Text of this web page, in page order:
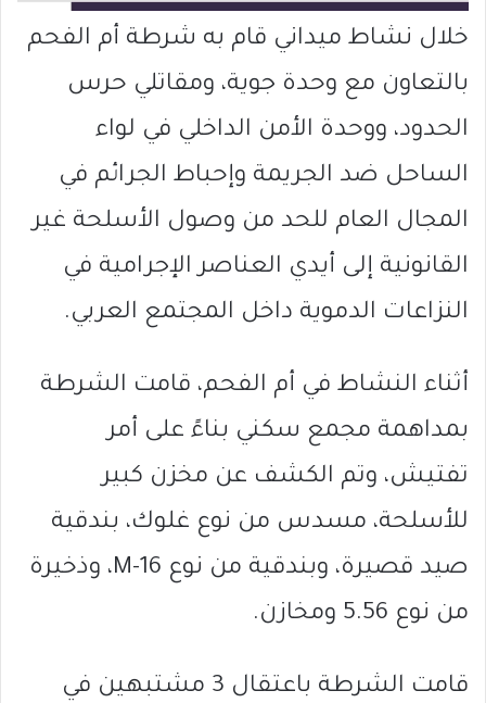
خلال نشاط ميداني قام به شرطة أم الفحم
بالتعاون مع وحدة جوية، ومقاتلي حرس
الحدود، ووحدة الأمن الداخلي في لواء
الساحل ضد الجريمة وإحباط الجرائم في
المجال العام للحد من وصول الأسلحة غير
القانونية إلى أيدي العناصر الإجرامية في
النزاعات الدموية داخل المجتمع العربي.
أثناء النشاط في أم الفحم، قامت الشرطة
بمداهمة مجمع سكني بناءً على أمر
تفتيش، وتم الكشف عن مخزن كبير
للأسلحة، مسدس من نوع غلوك، بندقية
صيد قصيرة، وبندقية من نوع M-16، وذخيرة
من نوع 5.56 ومخازن.
قامت الشرطة باعتقال 3 مشتبهين في